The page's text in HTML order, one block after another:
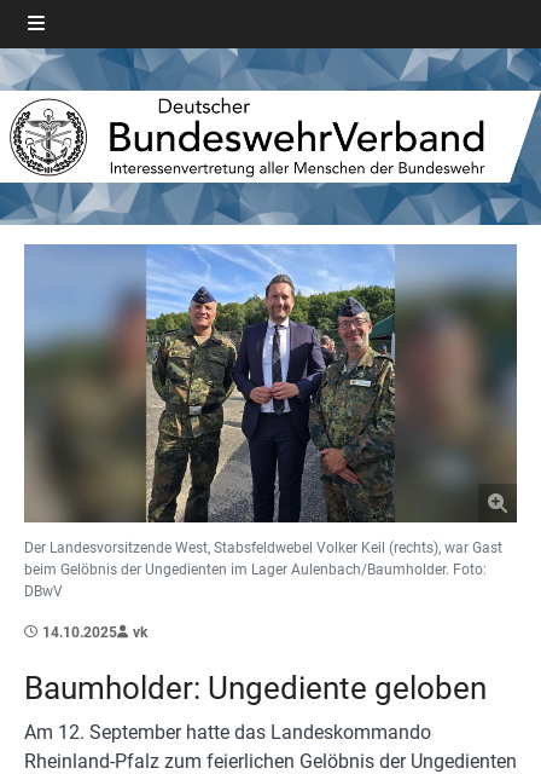
Der Landesvorsitzende West, Stabsfeldwebel Volker Keil (rechts), war Gast
beim Gelöbnis der Ungedienten im Lager Aulenbach/Baumholder. Foto:
DBwV
14.10.2025 vk
Baumholder: Ungediente geloben
Am 12. September hatte das Landeskommando
Rheinland-Pfalz zum feierlichen Gelöbnis der Ungedienten